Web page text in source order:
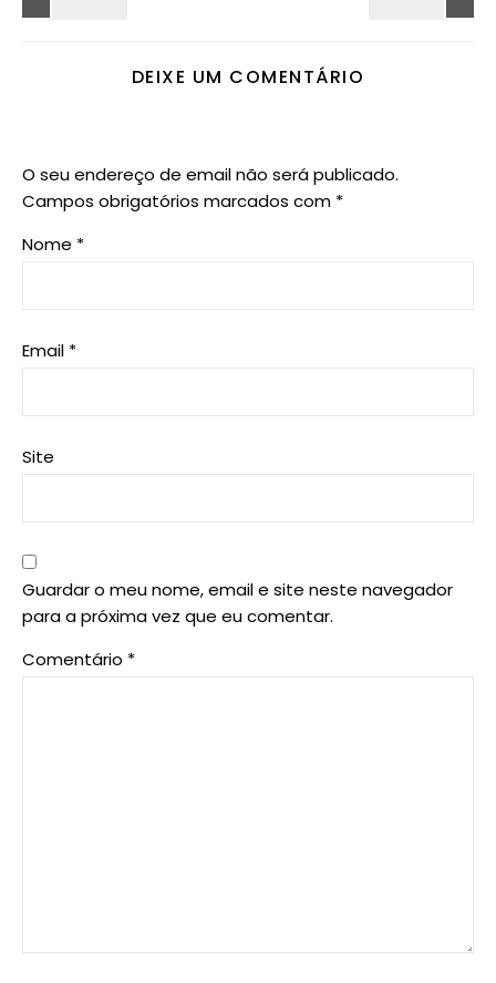
DEIXE UM COMENTÁRIO
O seu endereço de email não será publicado.
Campos obrigatórios marcados com *
Nome *
Email *
Site
Guardar o meu nome, email e site neste navegador
para a próxima vez que eu comentar.
Comentário *